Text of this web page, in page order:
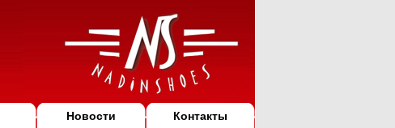
Новости Контакты